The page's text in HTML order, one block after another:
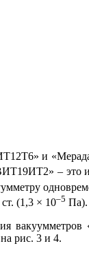
и
– это
(1,3 × 10–5 Па).
рис. 3 и 4.